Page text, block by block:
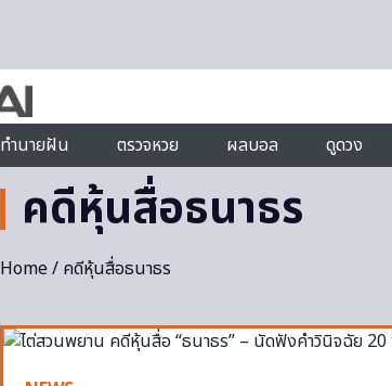
ทำนายฝัน ตรวจหวย ผลบอล ดูดวง
คดีหุ้นสื่อธนาธร
Home/ คดีหุ้นสื่อธนาธร